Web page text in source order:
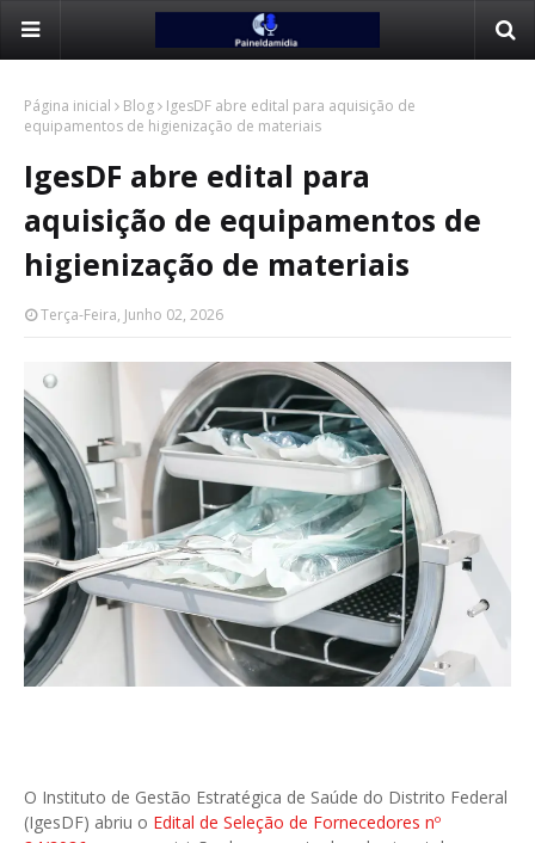
Página inicial Blog
IgesDF abre edital para aquisição de
equipamentos de higienização de materiais
IgesDF abre edital para
aquisição de equipamentos de
higienização de materiais
Terça-Feira, Junho 02, 2026
O Instituto de Gestão Estratégica de Saúde do Distrito Federal
(IgesDF) abriu o Edital de Seleção de Fornecedores nº